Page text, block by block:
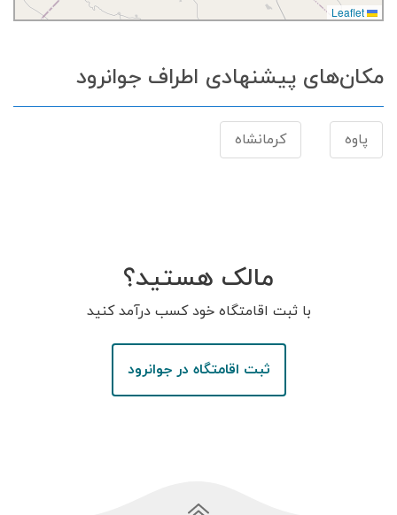
مکان‌های پیشنهادی اطراف جوانرود
پاوه کرمانشاه
مالک هستید؟
با ثبت اقامتگاه خود کسب درآمد کنید
ثبت اقامتگاه در جوانرود